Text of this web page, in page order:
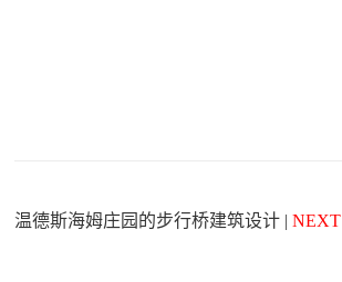
温德斯海姆庄园的步行桥建筑设计 |NEXT